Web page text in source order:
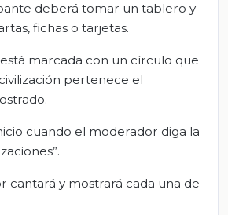
deberá tomar un tablero y
fichas o tarjetas.
marcada con un círculo que
pertenece el
cuando el moderador diga la
cantará y mostrará cada una de